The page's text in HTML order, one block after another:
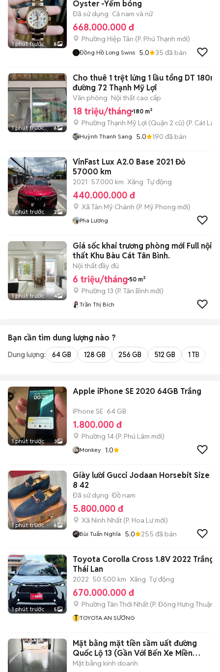
1 phút trước 6
Oyster -Yếm bóng
Đã sử dụng Cả nam và nữ
668.000.000 đ
Phường Hiệp Tân (P. Phú Thạnh mới)
Đồng Hồ Long Swiss 5.0 35 đã bán
1 phút trước 6
Cho thuê 1 trệt lửng 1 lầu tổng DT
đường 72 Thạnh Mỹ Lợi
Văn phòng Nội thất cao cấp
18 triệu/tháng 180 m²
Phường Thạnh Mỹ Lợi (Quận 2 cũ) (P. Cát Lái
Huỳnh Thanh Sang 5.0 190 đã bán
1 phút trước 2
VinFast Lux A2.0 Base 2021 Đỏ
57000 km
2021 57.000 km Xăng Tự động
440.000.000 đ
Xã Tân Mỹ Chánh (P. Mỹ Phong mới)
Pha Lương
1 phút trước 4
Giá sốc khai trương phòng mới Full nội
thất Khu Bàu Cát Tân Bình.
Nội thất đầy đủ
6 triệu/tháng 50 m²
Phường 13 (P. Tân Bình mới)
Trần Thị Bích
Bạn cần tìm dung lượng nào ?
Dung lượng: 64 GB 128 GB 256 GB 512 GB 1 TB
1 phút trước 3
Apple iPhone SE 2020 64GB Trắng
iPhone SE 64 GB
1.800.000 đ
Phường 14 (P. Phú Lâm mới)
Monkey 1.0
1 phút trước 6
Giày lười Gucci Jodaan Horsebit Size
8 42
Đã sử dụng Đồ nam
5.800.000 đ
Xã Ninh Nhất (P. Hoa Lưmới)
Bùi Tuấn Nghĩa 5.0 255 đã bán
1 phút trước 5
Toyota Corolla Cross 1.8V 2022 Trắng
Thái Lan
2022 50.500 km Xăng Tự động
670.000.000 đ
Phường Tân Thới Nhất (P. Đông Hưng Thuận
T TOYOTA AN SƯƠNG
Mặt bằng mặt tiền sầm uất đường
Quốc Lộ 13 (Gần Với Bến Xe Miền
Đông)
Mặt bằng kinh doanh